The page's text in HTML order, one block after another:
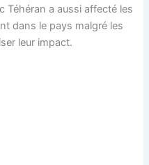
Téhéran a aussi affecté les
dans le pays malgré les
leur impact.